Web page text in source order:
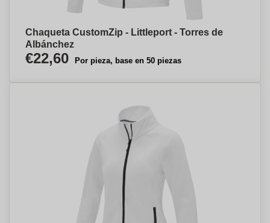
Chaqueta CustomZip - Littleport - Torres de
Albánchez
€22,60 Por pieza, base en 50 piezas